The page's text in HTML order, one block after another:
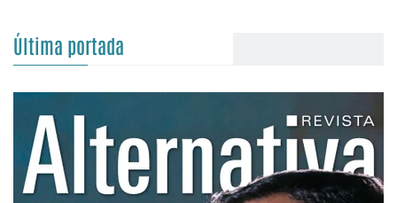
Última portada